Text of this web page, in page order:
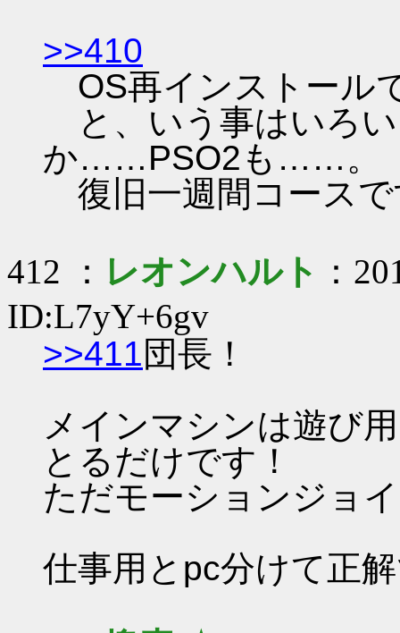
>>410
OS再インストール
と、いう事はいろ
か……PSO2も……。
復旧一週間コース
412 ： レオンハルト ：
ID:L7yY+6gv
>>411団長！
メインマシンは遊び
とるだけです！
ただモーションジョ
仕事用とpc分けて正